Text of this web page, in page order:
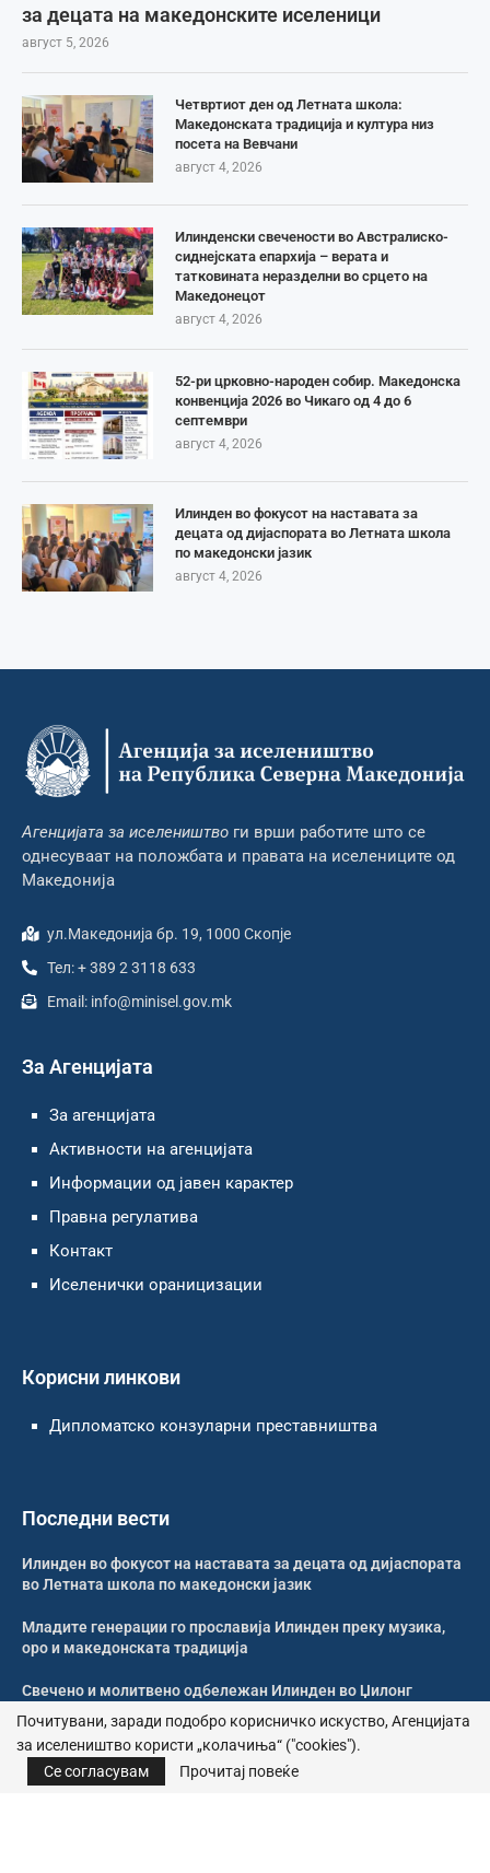
за децата на македонските иселеници
август 5, 2026
Четвртиот ден од Летната школа:
Македонската традиција и култура низ
посета на Вевчани
август 4, 2026
Илинденски свечености во Австралиско-
сиднејската епархија – верата и
татковината неразделни во срцето на
Македонецот
август 4, 2026
52-ри црковно-народен собир. Македонска
конвенција 2026 во Чикаго од 4 до 6
септември
август 4, 2026
Илинден во фокусот на наставата за
децата од дијаспората во Летната школа
по македонски јазик
август 4, 2026
Агенцијата за иселеништво ги врши работите што се
однесуваат на положбата и правата на иселениците од
Македонија
ул.Македонија бр. 19, 1000 Скопје
Тел: + 389 2 3118 633
Email: info@minisel.gov.mk
За Агенцијата
За агенцијата
Активности на агенцијата
Информации од јавен карактер
Правна регулатива
Контакт
Иселенички ораницизации
Корисни линкови
Дипломатско конзуларни преставништва
Последни вести
Илинден во фокусот на наставата за децата од дијаспората
во Летната школа по македонски јазик
Младите генерации го прославија Илинден преку музика,
оро и македонската традиција
Свечено и молитвено одбележан Илинден во Џилонг
Свечено одбележан Илинден во црквата „Св. Петка“ во
Рокдејл
Почитувани, заради подобро корисничко искуство, Агенцијата
за иселеништво користи „колачиња“ ("cookies").
Се согласувам
Прочитај повеќе